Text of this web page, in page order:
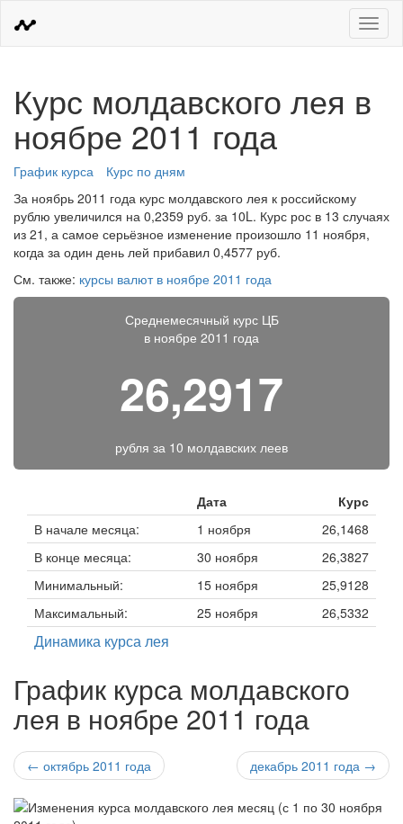
Меню
Курс молдавского лея в
ноябре 2011 года
График курса
Курс по дням
За ноябрь 2011 года курс молдавского лея к российскому
рублю увеличился на 0,2359 руб. за 10L. Курс рос в 13 случаях
из 21, а самое серьёзное изменение произошло 11 ноября,
когда за один день лей прибавил 0,4577 руб.
См. также: курсы валют в ноябре 2011 года
Среднемесячный курс ЦБ
в ноябре 2011 года
26,2917
рубля за 10 молдавских леев
Дата
Курс
В начале месяца:
1 ноября
26,1468
В конце месяца:
30 ноября
26,3827
Минимальный:
15 ноября
25,9128
Максимальный:
25 ноября 26,5332
Динамика курса лея
График курса молдавского
лея в ноябре 2011 года
← октябрь 2011 года декабрь 2011 года →